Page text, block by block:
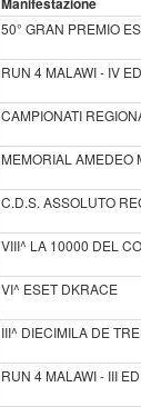
50° GRAN PREMIO
RUN 4 MALAWI - IV
CAMPIONATI
MEMORIAL AMEDEO
C.D.S. ASSOLUTO
VIII^ LA 10000 DEL
VI^ ESET DKRACE
III^ DIECIMILA DE
RUN 4 MALAWI - III